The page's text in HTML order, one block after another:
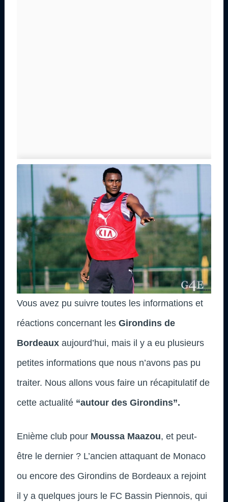
Vous avez pu suivre toutes les informations et
réactions concernant les Girondins de
Bordeaux aujourd’hui, mais il y a eu plusieurs
petites informations que nous n’avons pas pu
traiter. Nous allons vous faire un récapitulatif de
cette actualité “autour des Girondins”.
Enième club pour Moussa Maazou, et peut-
être le dernier ? L’ancien attaquant de Monaco
ou encore des Girondins de Bordeaux a rejoint
il y a quelques jours le FC Bassin Piennois, qui